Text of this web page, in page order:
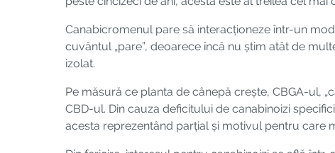
Canabicromenul pare să interacționeze într-un
cuvântul „pare”, deoarece încă nu știm atât de
izolat.
Pe măsură ce planta de cânepă crește, CBGA-ul,
CBD-ul. Din cauza deficitului de canabinoizi
acesta reprezentând parțial și motivul pentru care